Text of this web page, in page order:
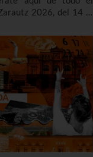
2026, del 14 al